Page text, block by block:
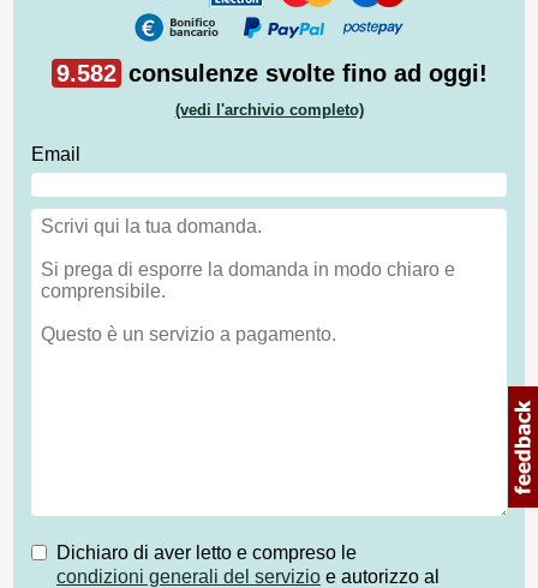
9.582 consulenze svolte fino ad oggi!
(vedi l'archivio completo)
Email
Dichiaro di aver letto e compreso le
condizioni generali del servizio e autorizzo al